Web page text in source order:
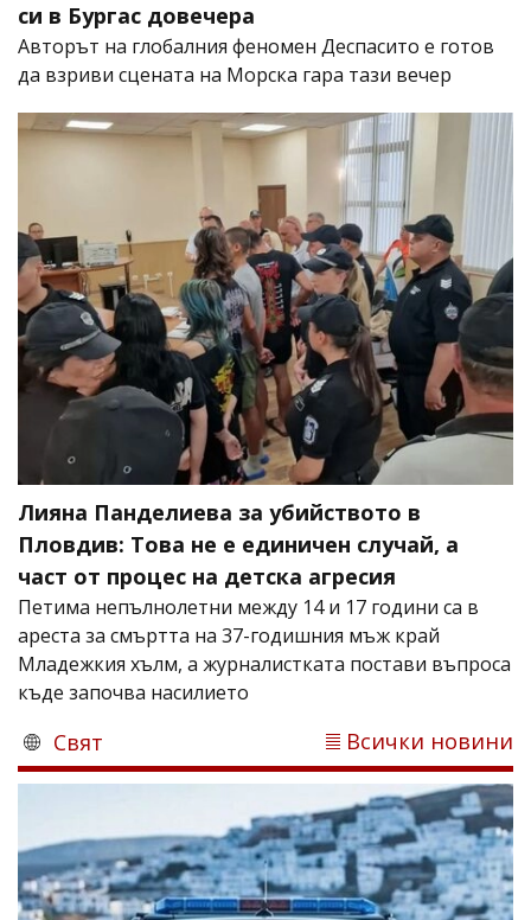
си в Бургас довечера
Авторът на глобалния феномен Деспасито е готов
да взриви сцената на Морска гара тази вечер
Лияна Панделиева за убийството в
Пловдив: Това не е единичен случай, а
част от процес на детска агресия
Петима непълнолетни между 14 и 17 години са в
ареста за смъртта на 37-годишния мъж край
Младежкия хълм, а журналистката постави въпроса
къде започва насилието
Свят Всички новини